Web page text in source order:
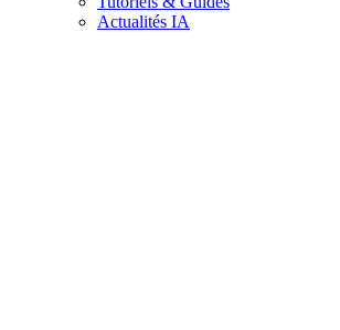
Actualités IA